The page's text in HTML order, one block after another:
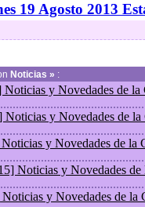
19 Agosto 2013
Noticias » :
Noticias y Novedades de la
Noticias y Novedades de
y Novedades de la
Noticias y Novedades
y Novedades de la